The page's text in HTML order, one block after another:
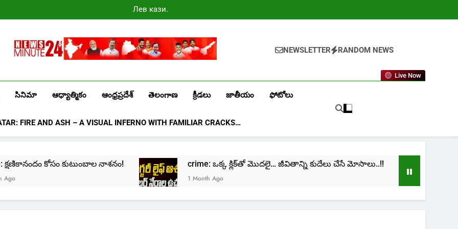
Лев казино
промокоды
Newsminute24
NEWSLETTER RANDOM NEWS
Live Now
సినిమా ఆధ్యాత్మికం ఆంధ్రప్రదేశ్ తెలంగాణ క్రీడలు జాతీయం ఫోటోలు
FIRE AND ASH – A VISUAL INFERNO WITH FAMILIAR CRACKS…
క్షణికానందం కోసం కుటుంబాల నాశనం! crime: ఒక్క క్లిక్‌తో మొదలై… జీవితాన్ని కుదేలు చేసే మోసాలు..!!
1 Month Ago